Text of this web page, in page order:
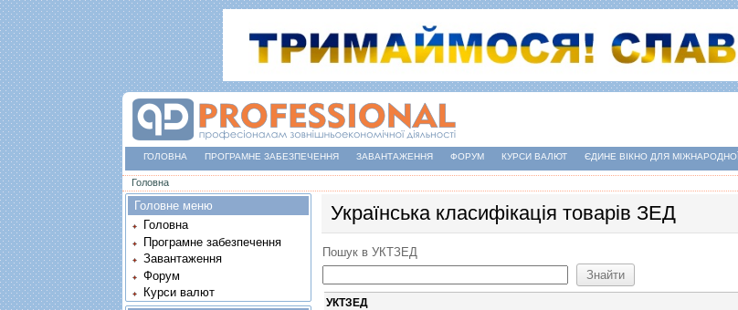
ГОЛОВНА ПРОГРАМНЕ ЗАБЕЗПЕЧЕННЯ ЗАВАНТАЖЕННЯ ФОРУМ КУРСИ ВАЛЮТ ЄДИНЕ ВІКНО ДЛЯ МІЖНАРОДНОЇ
Ви є тут
Головна
Українська класифікація товарів ЗЕД
Пошук в УКТЗЕД
УКТЗЕД
Головне меню
Головна
Програмне забезпечення
Завантаження
Форум
Курси валют